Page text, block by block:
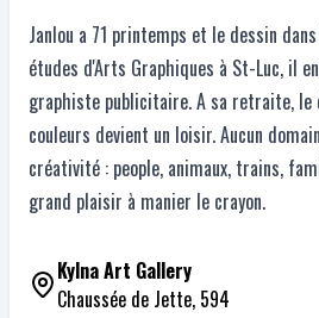
Janlou a 71 printemps et le dessin
études d'Arts Graphiques à St-Luc, il
graphiste publicitaire. A sa retraite, le
couleurs devient un loisir. Aucun
créativité : people, animaux, trains,
grand plaisir à manier le crayon.
Kylna Art Gallery
Chaussée de Jette, 594